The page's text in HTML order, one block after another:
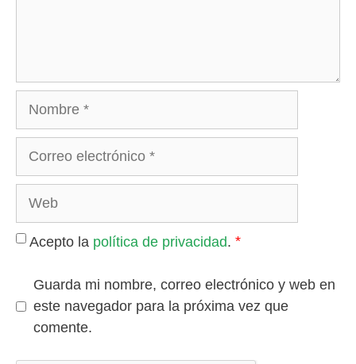
Nombre
Acepto la política de privacidad. *
Guarda mi nombre, correo electrónico y web en
este navegador para la próxima vez que
comente.